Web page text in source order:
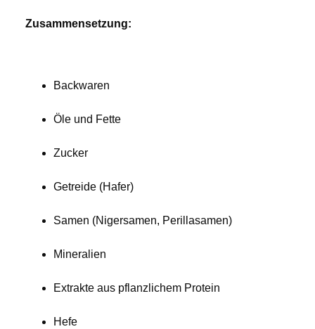
Zusammensetzung:
Backwaren
Öle und Fette
Zucker
Getreide (Hafer)
Samen (Nigersamen, Perillasamen)
Mineralien
Extrakte aus pflanzlichem Protein
Hefe